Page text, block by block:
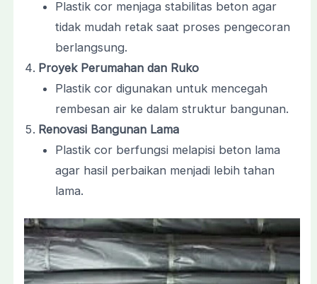
Plastik cor menjaga stabilitas beton agar
tidak mudah retak saat proses pengecoran
berlangsung.
Proyek Perumahan dan Ruko
Plastik cor digunakan untuk mencegah
rembesan air ke dalam struktur bangunan.
Renovasi Bangunan Lama
Plastik cor berfungsi melapisi beton lama
agar hasil perbaikan menjadi lebih tahan
lama.